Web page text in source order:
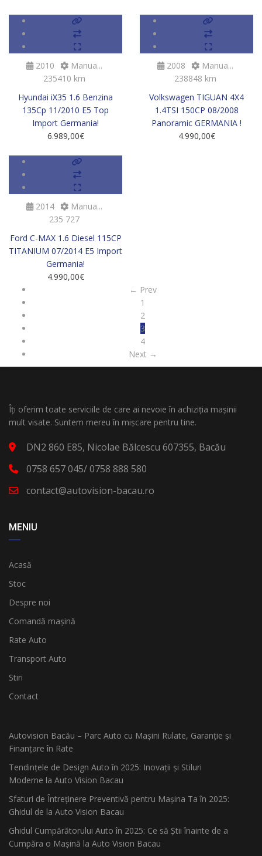
2010
Manua...
235410 km
Hyundai iX35 1.6 Benzina
135Cp 11/2010 E5 Top
Import Germania!
6.989,00€
2008
Manua...
238848 km
Volkswagen TIGUAN 4X4
1.4TSI 150CP 08/2008
Panoramic GERMANIA !
4.990,00€
2014
Manua...
235 727
Ford C-MAX 1.6 Diesel 115CP
TITANIUM 07/2014 E5 Import
Germania!
4.990,00€
← Prev
1
2
3
4
Next →
Îți oferim toate serviciile de care ai nevoie în achiziția mașinii
mult visate. Suntem mereu în mișcare pentru tine.
DN2 860 E85, Nicolae Bălcescu 607355, Bacău
0758 657 045/ 0758 888 580
contact@autovision-bacau.ro
MENIU
Acasă
Stoc
Despre noi
Comandă mașină
Rate Auto
Transport Auto
Stiri
Contact
Autovision Bacău – Parc Auto cu Mașini Rulate, Garanție și
Finanțare în Rate
Tendințele de Design Auto în 2025: Inovații și Stiluri
Moderne la Auto Vision Bacau
Sfaturi de Întreținere Preventivă pentru Mașina Ta în 2025:
Ghidul de la Auto Vision Bacau
Ghidul Cumpărătorului Auto în 2025: Ce să Știi înainte de a
Cumpăra o Mașină la Auto Vision Bacau